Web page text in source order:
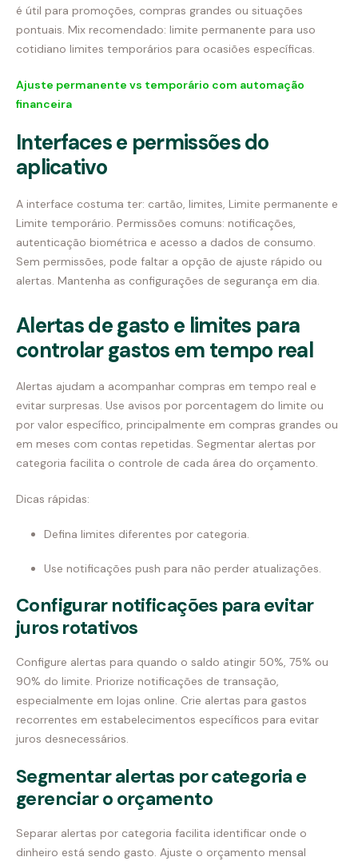
é útil para promoções, compras grandes ou situações
pontuais. Mix recomendado: limite permanente para uso
cotidiano limites temporários para ocasiões específicas.
Ajuste permanente vs temporário com automação
financeira
Interfaces e permissões do
aplicativo
A interface costuma ter: cartão, limites, Limite permanente e
Limite temporário. Permissões comuns: notificações,
autenticação biométrica e acesso a dados de consumo.
Sem permissões, pode faltar a opção de ajuste rápido ou
alertas. Mantenha as configurações de segurança em dia.
Alertas de gasto e limites para
controlar gastos em tempo real
Alertas ajudam a acompanhar compras em tempo real e
evitar surpresas. Use avisos por porcentagem do limite ou
por valor específico, principalmente em compras grandes ou
em meses com contas repetidas. Segmentar alertas por
categoria facilita o controle de cada área do orçamento.
Dicas rápidas:
Defina limites diferentes por categoria.
Use notificações push para não perder atualizações.
Configurar notificações para evitar
juros rotativos
Configure alertas para quando o saldo atingir 50%, 75% ou
90% do limite. Priorize notificações de transação,
especialmente em lojas online. Crie alertas para gastos
recorrentes em estabelecimentos específicos para evitar
juros desnecessários.
Segmentar alertas por categoria e
gerenciar o orçamento
Separar alertas por categoria facilita identificar onde o
dinheiro está sendo gasto. Ajuste o orçamento mensal